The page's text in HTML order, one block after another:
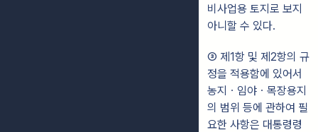
비사업용 토지로 보지
아니할 수 있다.
③ 제1항 및 제2항의 규
정을 적용함에 있어서
농지ㆍ임야ㆍ목장용지
의 범위 등에 관하여 필
요한 사항은 대통령령